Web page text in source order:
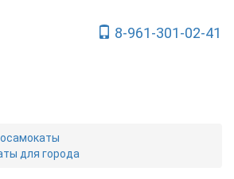
8-961-301-02-41
Toggle Navigation
для города